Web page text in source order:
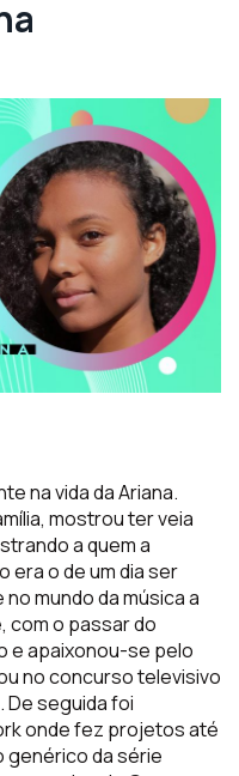
na vida da Ariana.
mostrou ter veia
a quem a
era o de um dia ser
mundo da música a
com o passar do
e apaixonou-se pelo
no concurso televisivo
De seguida foi
onde fez projetos até
genérico da série